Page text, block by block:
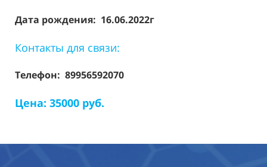
Дата рождения: 16.06.2022г
Контакты для связи:
Телефон: 89956592070
Цена: 35000 руб.